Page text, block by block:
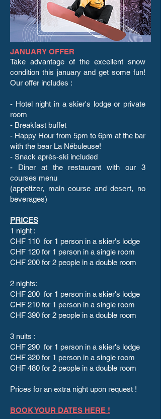
JANUARY OFFER
Take advantage of the excellent snow
condition this january and get some fun!
Our offer includes :
- Hotel night in a skier's lodge or private
room
- Breakfast buffet
- Happy Hour from 5pm to 6pm at the bar
with the bear La Nébuleuse!
- Snack après-ski included
- Diner at the restaurant with our 3
courses menu
(appetizer, main course and desert, no
beverages)
PRICES
1 night :
CHF 110 for 1 person in a skier's lodge
CHF 120 for 1 person in a single room
CHF 200 for 2 people in a double room
2 nights:
CHF 200 for 1 person in a skier's lodge
CHF 210 for 1 person in a single room
CHF 390 for 2 people in a double room
3 nuits :
CHF 290 for 1 person in a skier's lodge
CHF 320 for 1 person in a single room
CHF 480 for 2 people in a double room
Prices for an extra night upon request !
BOOK YOUR DATES HERE !